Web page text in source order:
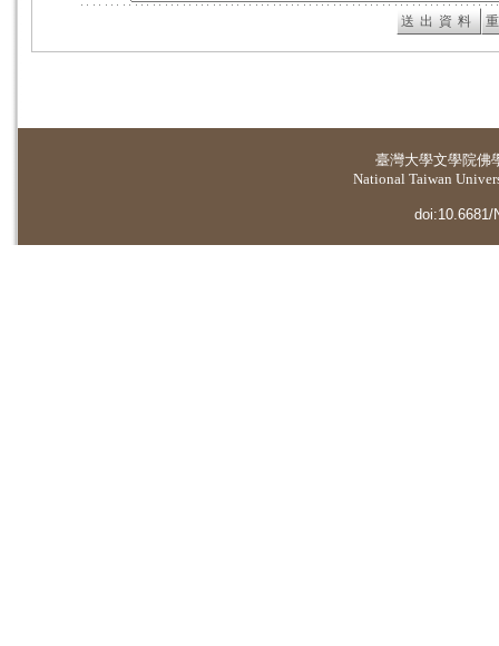
臺灣大學文學院佛
National Taiwan
doi:10.6681/